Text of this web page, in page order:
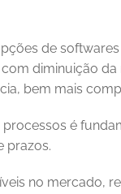
de
diminuição
bem mais
é
prazos.
no mercado,